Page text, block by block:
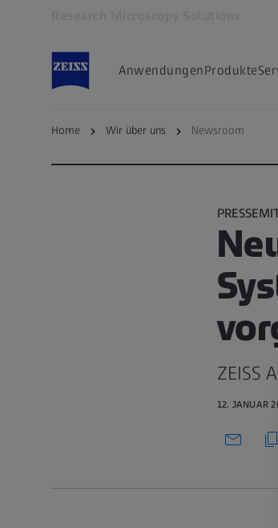
AnwendungenProdukte
Home Wir über uns Newsroom
ZEISS
12. JANUAR